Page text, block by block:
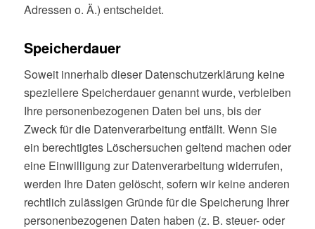
Adressen o. Ä.) entscheidet.
Speicherdauer
Soweit innerhalb dieser Datenschutzerklärung keine
speziellere Speicherdauer genannt wurde, verbleiben
Ihre personenbezogenen Daten bei uns, bis der
Zweck für die Datenverarbeitung entfällt. Wenn Sie
ein berechtigtes Löschersuchen geltend machen oder
eine Einwilligung zur Datenverarbeitung widerrufen,
werden Ihre Daten gelöscht, sofern wir keine anderen
rechtlich zulässigen Gründe für die Speicherung Ihrer
personenbezogenen Daten haben (z. B. steuer- oder